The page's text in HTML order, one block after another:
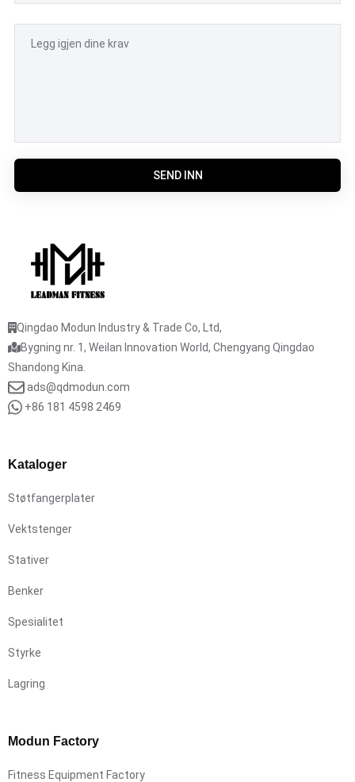
SEND INN
Qingdao Modun Industry & Trade Co, Ltd,
Bygning nr. 1, Weilan Innovation World, Chengyang Qingdao
Shandong Kina.
ads@qdmodun.com
+86 181 4598 2469
Kataloger
Støtfangerplater
Vektstenger
Stativer
Benker
Spesialitet
Styrke
Lagring
Modun Factory
Fitness Equipment Factory